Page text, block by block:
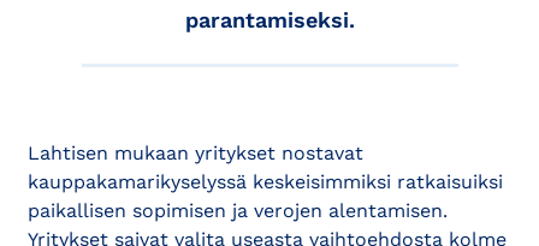
parantamiseksi.
Lahtisen mukaan yritykset nostavat
kauppakamarikyselyssä keskeisimmiksi ratkaisuiksi
paikallisen sopimisen ja verojen alentamisen.
Yritykset saivat valita useasta vaihtoehdosta kolme